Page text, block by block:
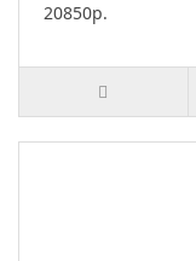
20850р.